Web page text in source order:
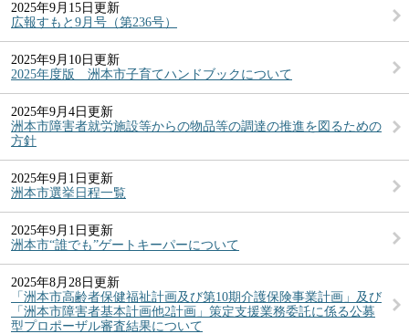
2025年9月15日更新
広報すもと9月号（第236号）
2025年9月10日更新
2025年度版 洲本市子育てハンドブックについて
2025年9月4日更新
洲本市障害者就労施設等からの物品等の調達の推進を図るための
方針
2025年9月1日更新
洲本市選挙日程一覧
2025年9月1日更新
洲本市“誰でも”ゲートキーパーについて
2025年8月28日更新
「洲本市高齢者保健福祉計画及び第10期介護保険事業計画」及び
「洲本市障害者基本計画他2計画」策定支援業務委託に係る公募
型プロポーザル審査結果について